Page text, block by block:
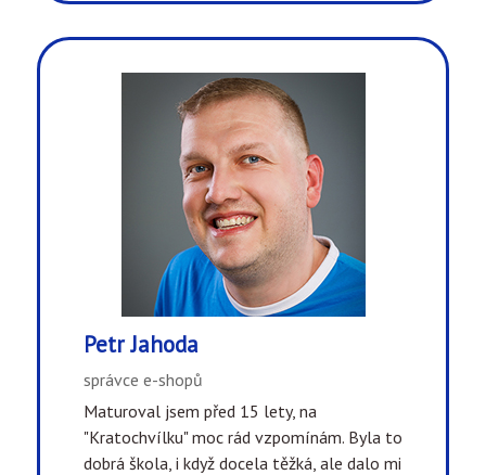
Petr Jahoda
správce e-shopů
Maturoval jsem před 15 lety, na
"Kratochvílku" moc rád vzpomínám. Byla to
dobrá škola, i když docela těžká, ale dalo mi